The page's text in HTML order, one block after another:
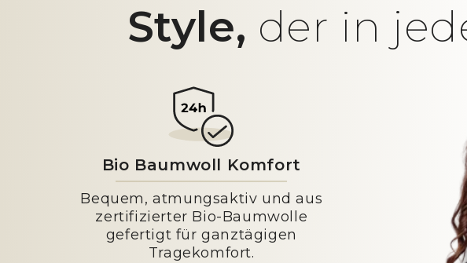
Style, der in
Bio Baumwoll Komfort
Bequem, atmungsaktiv und aus
zertifizierter Bio-Baumwolle
gefertigt für ganztägigen
Tragekomfort.